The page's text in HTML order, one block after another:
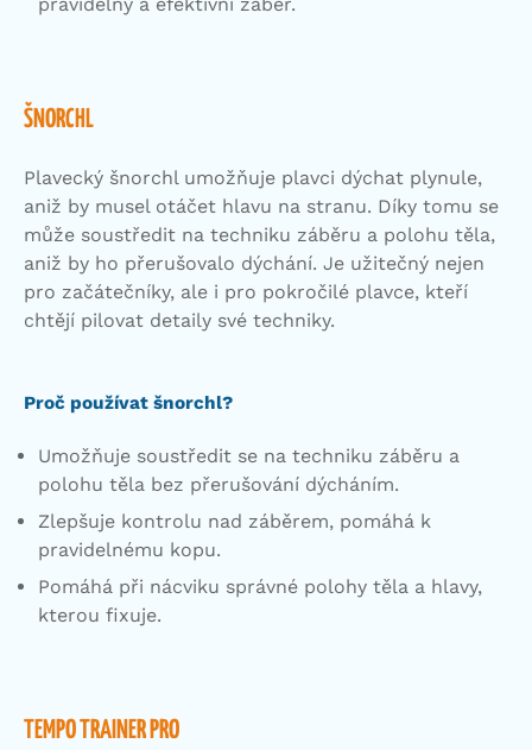
ŠNORCHL
Plavecký šnorchl umožňuje plavci dýchat plynule,
aniž by musel otáčet hlavu na stranu. Díky tomu se
může soustředit na techniku záběru a polohu těla,
aniž by ho přerušovalo dýchání. Je užitečný nejen
pro začátečníky, ale i pro pokročilé plavce, kteří
chtějí pilovat detaily své techniky.
Proč používat šnorchl?
Umožňuje soustředit se na techniku záběru a
polohu těla bez přerušování dýcháním.
Zlepšuje kontrolu nad záběrem, pomáhá k
pravidelnému kopu.
Pomáhá při nácviku správné polohy těla a hlavy,
kterou fixuje.
TEMPO TRAINER PRO